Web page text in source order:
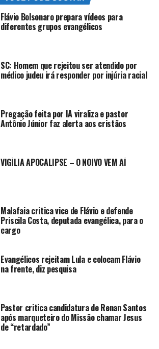
Flávio Bolsonaro prepara vídeos para
diferentes grupos evangélicos
SC: Homem que rejeitou ser atendido por
médico judeu irá responder por injúria racial
Pregação feita por IA viraliza e pastor
Antônio Júnior faz alerta aos cristãos
VIGÍLIA APOCALIPSE – O NOIVO VEM AÍ
Malafaia critica vice de Flávio e defende
Priscila Costa, deputada evangélica, para o
cargo
Evangélicos rejeitam Lula e colocam Flávio
na frente, diz pesquisa
Pastor critica candidatura de Renan Santos
após marqueteiro do Missão chamar Jesus
de “retardado”